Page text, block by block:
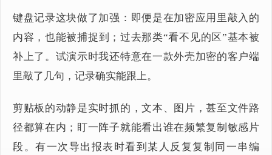
键盘记录这块做了加强：即便是在加密应用里敲入的
内容，也能被捕捉到；过去那类“看不见的区”基本被
补上了。试演示时我还特意在一款外壳加密的客户端
里敲了几句，记录确实能跟上。
剪贴板的动静是实时抓的，文本、图片，甚至文件路
径都算在内；盯一阵子就能看出谁在频繁复制敏感片
段。有一次导出报表时看到某人反复复制同一串编